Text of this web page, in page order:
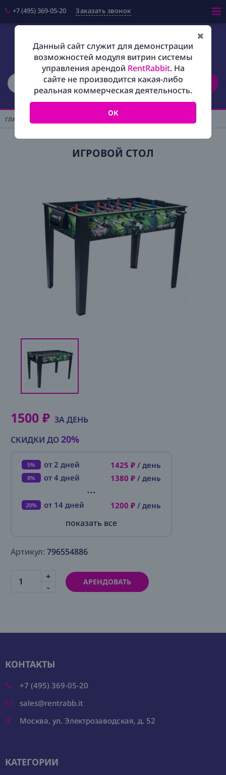
+7 (495) 369-05-20 Заказать звонок
Данный сайт служит для демонстрации
возможностей модуля витрин системы
управления арендой RentRabbit. На
сайте не производится какая-либо
реальная коммерческая деятельность.
ОК
Салфетки
Скатерти
Фуршетные юбки
Чехлы на стулья
Шатры
Оборудование
ГЛАВНАЯ
ИГРОВОЙ СТОЛ
1500 ₽ ЗА ДЕНЬ
СКИДКИ ДО20%
5% от 2 дней 1425 ₽/ день
8% от 4 дней 1380 ₽/ день
...
20% от 14 дней 1200 ₽/ день
показать все
Артикул: 796554886
+
-
АРЕНДОВАТЬ
КОНТАКТЫ
+7 (495) 369-05-20
sales@rentrabb.it
Москва, ул. Электрозаводская, д. 52
КАТЕГОРИИ